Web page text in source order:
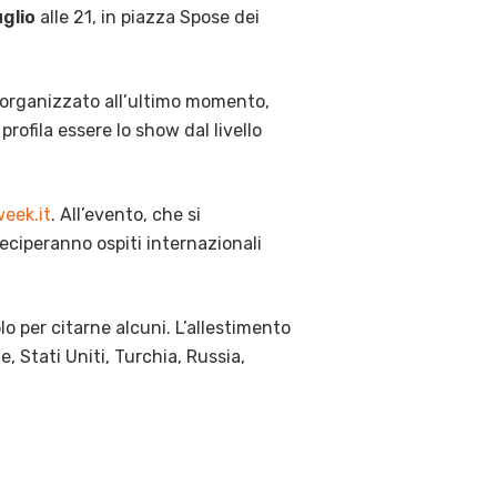
alle 21, in piazza Spose dei
all’ultimo momento,
essere lo show dal livello
. All’evento, che si
ospiti internazionali
per citarne alcuni. L’allestimento
Stati Uniti, Turchia, Russia,